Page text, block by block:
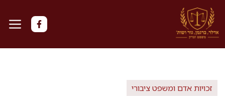
לדלג
לתוכן
זכויות אדם ומשפט ציבורי